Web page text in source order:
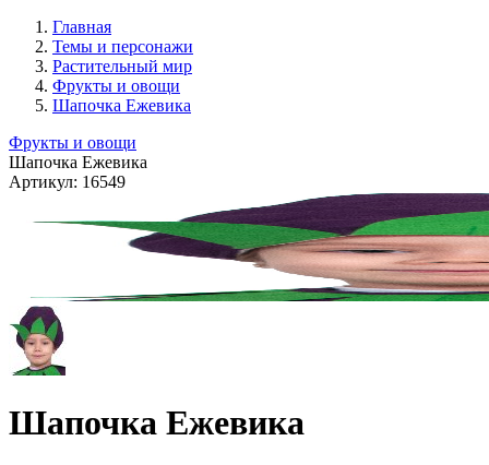
Главная
Темы и персонажи
Растительный мир
Фрукты и овощи
Шапочка Ежевика
Фрукты и овощи
Шапочка Ежевика
Артикул: 16549
Шапочка Ежевика